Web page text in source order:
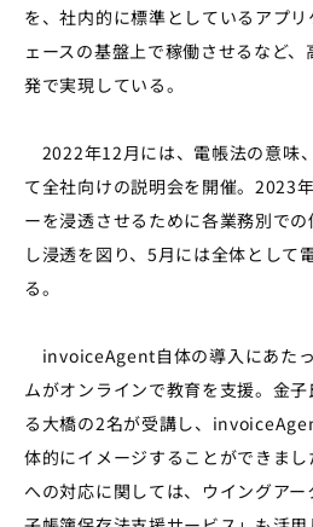
を、社内的に標準としているアプ
ェースの基盤上で稼働させるなど
発で実現している。
2022年12月には、電帳法の意味
て全社向けの説明会を開催。2023
ーを浸透させるために各業務別で
し浸透を図り、5月には全体として
る。
invoiceAgent自体の導入にあた
ムがオンラインで教育を支援。金
る大橋の2名が受講し、
体的にイメージすることができま
への対応に関しては、ウイングア